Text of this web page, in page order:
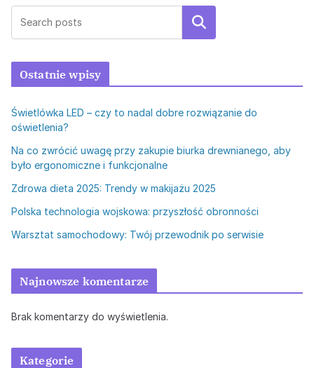
Szukaj
Ostatnie wpisy
Świetlówka LED – czy to nadal dobre rozwiązanie do
oświetlenia?
Na co zwrócić uwagę przy zakupie biurka drewnianego, aby
było ergonomiczne i funkcjonalne
Zdrowa dieta 2025: Trendy w makijażu 2025
Polska technologia wojskowa: przyszłość obronności
Warsztat samochodowy: Twój przewodnik po serwisie
Najnowsze komentarze
Brak komentarzy do wyświetlenia.
Kategorie